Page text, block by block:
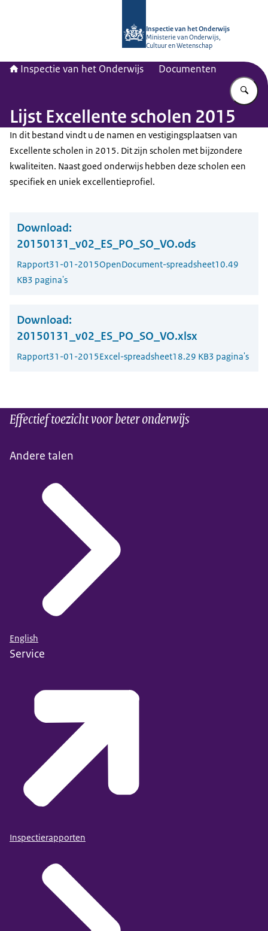
Inspectie van het Onderwijs
Ministerie van Onderwijs,
Cultuur en Wetenschap
Inspectie van het Onderwijs Documenten
Lijst Excellente scholen 2015
In dit bestand vindt u de namen en vestigingsplaatsen van
Excellente scholen in 2015. Dit zijn scholen met bijzondere
kwaliteiten. Naast goed onderwijs hebben deze scholen een
specifiek en uniek excellentieprofiel.
Download:
20150131_v02_ES_PO_SO_VO.ods
Rapport31-01-2015OpenDocument-spreadsheet10.49
KB3 pagina's
Download:
20150131_v02_ES_PO_SO_VO.xlsx
Rapport31-01-2015Excel-spreadsheet18.29 KB3 pagina's
Effectief toezicht voor beter onderwijs
Andere talen
English
Service
Inspectierapporten